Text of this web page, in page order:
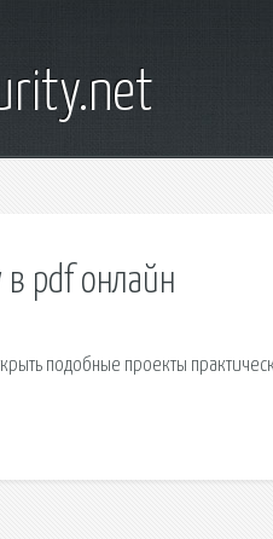
в pdf онлайн
подобные проекты